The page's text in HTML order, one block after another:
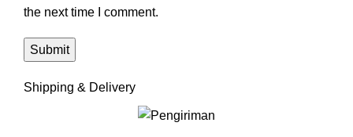
the next time I comment.
Shipping & Delivery